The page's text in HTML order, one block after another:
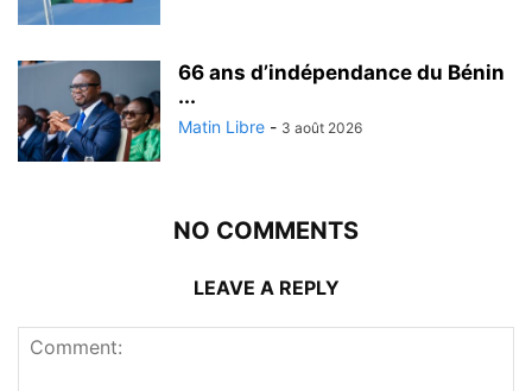
66 ans d’indépendance du Bénin
...
Matin Libre - 3 août 2026
NO COMMENTS
LEAVE A REPLY